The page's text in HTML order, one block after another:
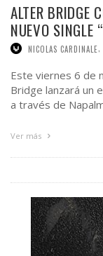
ALTER BRIDGE
NUEVO SINGLE
NICOLAS CARDINALE
Este viernes 6 de
Bridge lanzará un
a través de
Ver más